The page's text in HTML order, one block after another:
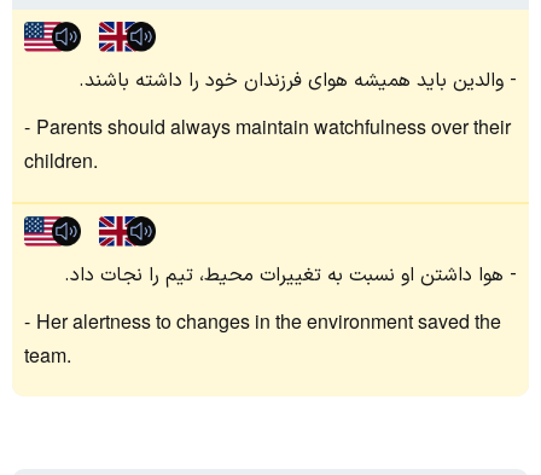
والدین باید همیشه هوای فرزندان خود را داشته باشند.
Parents should always maintain watchfulness over their
children.
هوا داشتن او نسبت به تغییرات محیط، تیم را نجات داد.
Her alertness to changes in the environment saved the
team.